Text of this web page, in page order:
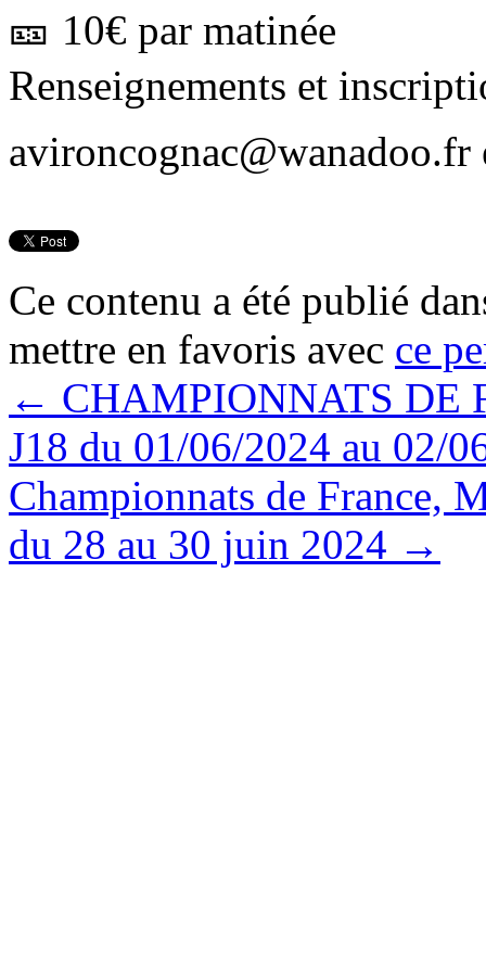
🎫 10€ par matinée
Renseignements et
avironcognac@wanadoo.fr
Ce contenu a été publié
mettre en favoris avec ce
← CHAMPIONNATS DE
J18 du 01/06/2024 au 02/
Championnats de France,
du 28 au 30 juin 2024 →